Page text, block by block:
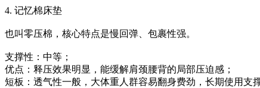
4. 记忆棉床垫
也叫零压棉，核心特点是慢回弹、包裹性强。
‌支撑性‌：中等；
‌优点‌：释压效果明显，能缓解肩颈腰背的局部压迫感；
短板‌：透气性一般，大体重人群容易翻身费劲，长期使用支